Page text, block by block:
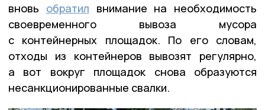
вновь обратил внимание на необходимость
своевременного вывоза мусора
с контейнерных площадок. По его словам,
отходы из контейнеров вывозят регулярно,
а вот вокруг площадок снова образуются
несанкционированные свалки.